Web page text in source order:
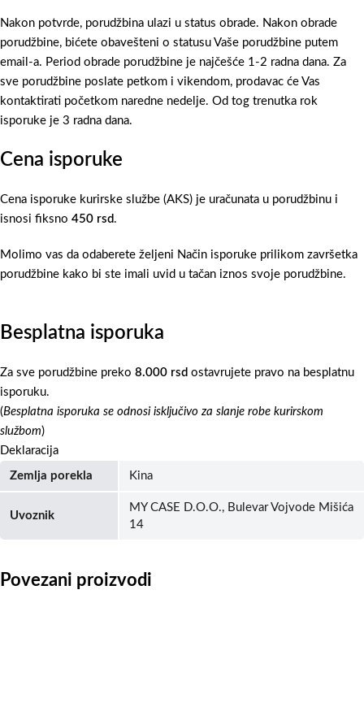
Nakon potvrde, porudžbina ulazi u status obrade. Nakon obrade
porudžbine, bićete obavešteni o statusu Vaše porudžbine putem
email-a. Period obrade porudžbine je najčešće 1-2 radna dana. Za
sve porudžbine poslate petkom i vikendom, prodavac će Vas
kontaktirati početkom naredne nedelje. Od tog trenutka rok
isporuke je 3 radna dana.
Cena isporuke
Cena isporuke kurirske službe (AKS) je uračunata u porudžbinu i
isnosi fiksno 450 rsd .
Molimo vas da odaberete željeni Način isporuke prilikom završetka
porudžbine kako bi ste imali uvid u tačan iznos svoje porudžbine.
Besplatna isporuka
Za sve porudžbine preko 8.000 rsd ostavrujete pravo na besplatnu
isporuku.
(Besplatna isporuka se odnosi isključivo za slanje robe kurirskom
službom)
Deklaracija
Zemlja porekla Kina
Uvoznik
MY CASE D.O.O., Bulevar Vojvode Mišića
14
Povezani proizvodi